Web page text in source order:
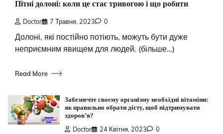
Пітні долоні: коли це стає тривогою і що робити
Doctor 7 Травня, 2023 0
Долоні, які постійно потіють, можуть бути дуже
неприємним явищем для людей. (більше…)
Read More
Забезпечте своєму організму необхідні вітаміни:
як правильно обрати дієту, щоб підтримувати
здоров’я?
Doctor 24 Квітня, 2023 0